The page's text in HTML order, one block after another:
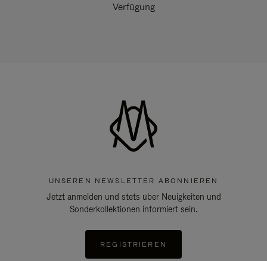
Verfügung
UNSEREN NEWSLETTER ABONNIEREN
Jetzt anmelden und stets über Neuigkeiten und
Sonderkollektionen informiert sein.
REGISTRIEREN